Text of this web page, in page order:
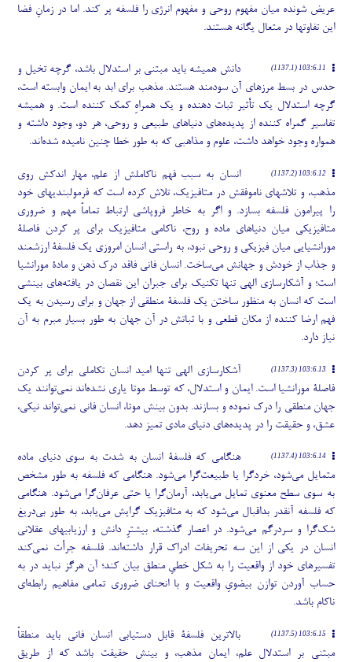
عریض شونده میان مفهوم روحی و مفهوم انرژی را فلسفه پر کند. اما در زمانِ فضا
این تفاوتها در متعال یگانه هستند.
103:6.11 (1137.1)
دانش همیشه باید مبتنی بر استدلال باشد، گرچه تخیل و
حدس در بسط مرزهای آن سودمند هستند. مذهب برای ابد به ایمان وابسته است،
گرچه استدلال یک تأثیر ثبات دهنده و یک همراهِ کمک کننده است. و همیشه
تفاسیر گمراه کننده از پدیدههای دنیاهای طبیعی و روحی، هر دو، وجود داشته و
همواره وجود خواهد داشت، علوم و مذاهبی که به طور خطا چنین نامیده شدهاند.
103:6.12 (1137.2)
انسان به سبب فهم ناکاملش از علم، مهار اندکش روی
مذهب، و تلاشهای ناموفقش در متافیزیک، تلاش کرده است که فرمولبندیهای خود
را پیرامون فلسفه بسازد. و اگر به خاطر فروپاشی ارتباط تماماً مهم و ضروری
متافیزیکی میان دنیاهای ماده و روح، ناکامی متافیزیک برای پر کردن فاصلۀ
مورانشیایی میان فیزیکی و روحی نبود، به راستی انسان امروزی یک فلسفۀ ارزشمند
و جذاب از خودش و جهانش میساخت. انسان فانی فاقد درک ذهن و مادۀ مورانشیا
است؛ و آشکارسازی الهی تنها تکنیک برای جبران این نقصان در یافتههای بینشی
است که انسان به منظور ساختن یک فلسفۀ منطقی از جهان و برای رسیدن به یک
فهم ارضا کننده از مکان قطعی و با ثباتش در آن جهان به طور بسیار مبرم به آن
نیاز دارد.
103:6.13 (1137.3)
آشکارسازی الهی تنها امید انسان تکاملی برای پر کردن
فاصلۀ مورانشیا است. ایمان و استدلال، که توسط موتا یاری نشدهاند نمیتوانند یک
جهان منطقی را درک نموده و بسازند. بدون بینش موتا، انسان فانی نمیتواند نیکی،
عشق، و حقیقت را در پدیدههای دنیای مادی تمیز دهد.
103:6.14 (1137.4)
هنگامی که فلسفۀ انسان به شدت به سوی دنیای ماده
متمایل میشود، خردگرا یا طبیعتگرا میشود. هنگامی که فلسفه به طور مشخص
به سوی سطح معنوی تمایل مییابد، آرمانگرا یا حتی عرفانگرا میشود. هنگامی
که فلسفه آنقدر بداقبال میشود که به متافیزیک گرایش مییابد، به طور بیدریغ
شکگرا و سردرگم میشود. در اعصار گذشته، بیشترِ دانش و ارزیابیهای عقلانی
انسان در یکی از این سه تحریفات ادراک قرار داشتهاند. فلسفه جرأت نمیکند
تفسیرهای خود از واقعیت را به شکل خطیِ منطق بیان کند؛ آن هرگز نباید در به
حساب آوردن توازن بیضویِ واقعیت و با انحنای ضروری تمامی مفاهیم رابطهای
ناکام باشد.
103:6.15 (1137.5)
بالاترین فلسفۀ قابل دستیابی انسان فانی باید منطقاً
مبتنی بر استدلال علم، ایمان مذهب، و بینش حقیقت باشد که از طریق